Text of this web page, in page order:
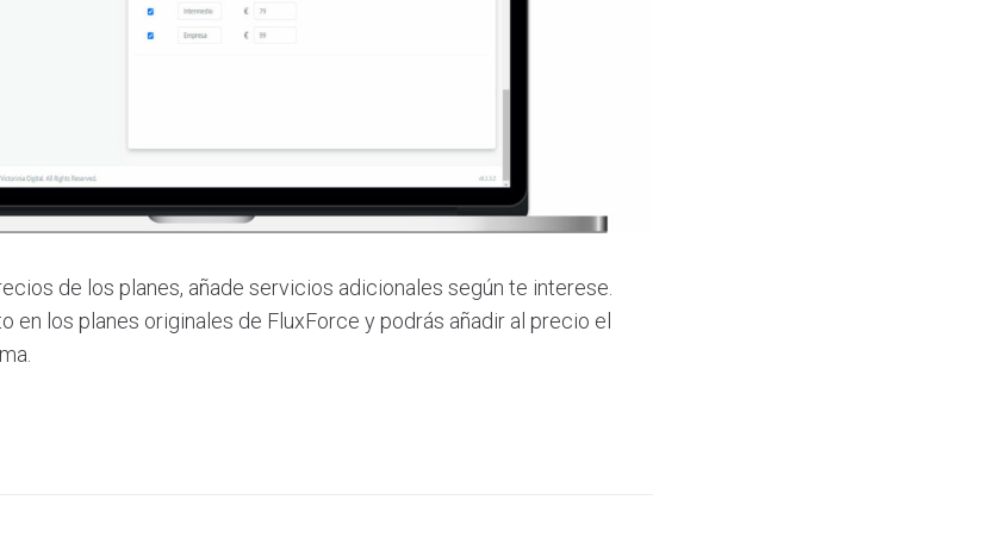
de los planes, añade servicios adicionales según te interese.
en los planes originales de FluxForce y podrás añadir al precio el